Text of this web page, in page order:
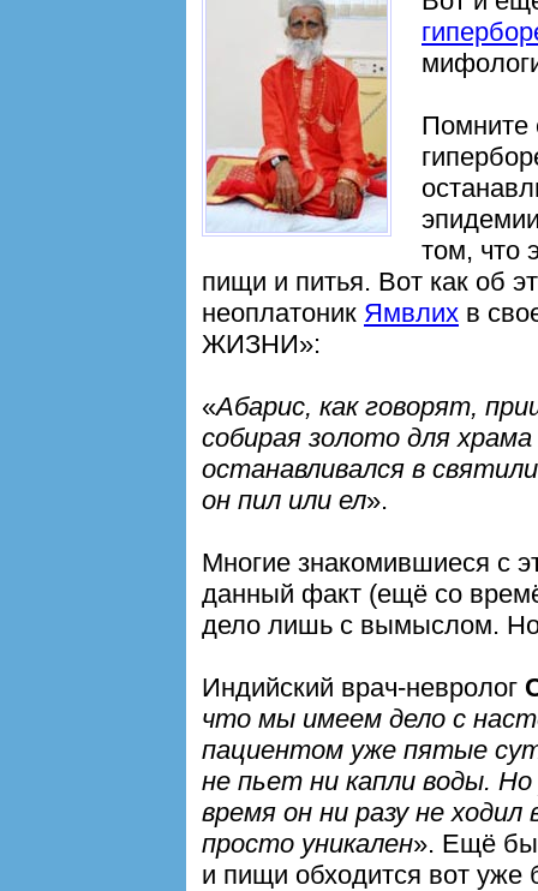
Помните
том, что
пищи и питья. Вот как об
неоплатоник Ямвлих в
ЖИЗНИ»:
«Абарис, как говорят,
собирая золото для
останавливался в
он пил или ел».
Многие знакомившиеся с
данный факт (ещё со
дело лишь с вымыслом.
Индийский врач-невролог
что мы имеем дело с
пациентом уже пятые
не пьет ни капли воды.
время он ни разу не
просто уникален». Ещё
и пищи обходится вот уже